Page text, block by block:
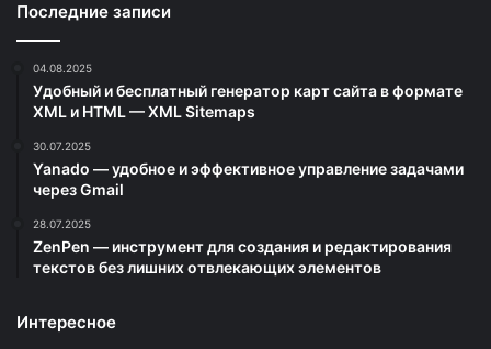
Последние записи
04.08.2025
Удобный и бесплатный генератор карт сайта в формате
XML и HTML — XML Sitemaps
30.07.2025
Yanado — удобное и эффективное управление задачами
через Gmail
28.07.2025
ZenPen — инструмент для создания и редактирования
текстов без лишних отвлекающих элементов
Интересное